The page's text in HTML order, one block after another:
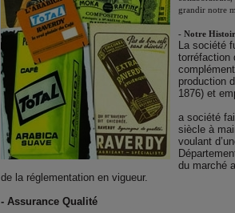
grandir notre
- Notre
La société
torréfaction
production
1876) et
a société
siècle à
voulant
du marché
de la réglementation en vigueur.
- Assurance Qualité